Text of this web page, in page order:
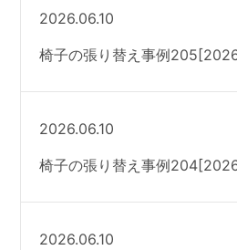
2026.06.10
椅子の張り替え事例
2026.06.10
椅子の張り替え事例
2026.06.10